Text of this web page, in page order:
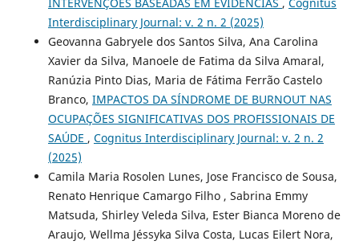
Interdisciplinary Journal: v. 2 n. 2 (2025)
Geovanna Gabryele dos Santos Silva, Ana Carolina
Xavier da Silva, Manoele de Fatima da Silva Amaral,
Ranúzia Pinto Dias, Maria de Fátima Ferrão Castelo
Branco, IMPACTOS DA SÍNDROME DE BURNOUT NAS
OCUPAÇÕES SIGNIFICATIVAS DOS PROFISSIONAIS DE
SAÚDE , Cognitus Interdisciplinary Journal: v. 2 n. 2
(2025)
Camila Maria Rosolen Lunes, Jose Francisco de Sousa,
Renato Henrique Camargo Filho , Sabrina Emmy
Matsuda, Shirley Veleda Silva, Ester Bianca Moreno de
Araujo, Wellma Jéssyka Silva Costa, Lucas Eilert Nora,